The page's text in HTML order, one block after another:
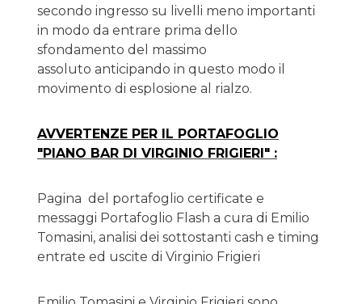
secondo ingresso su livelli meno importanti
in modo da entrare prima dello
sfondamento del massimo
assoluto anticipando in questo modo il
movimento di esplosione al rialzo.
AVVERTENZE PER IL PORTAFOGLIO
"PIANO BAR DI VIRGINIO FRIGIERI" :
Pagina del portafoglio certificate e
messaggi Portafoglio Flash a cura di Emilio
Tomasini, analisi dei sottostanti cash e timing
entrate ed uscite di Virginio Frigieri